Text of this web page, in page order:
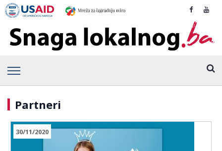
Partneri
30/11/2020